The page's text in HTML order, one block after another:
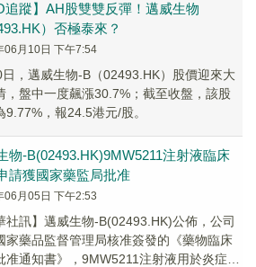
追蹤】AH股雙雙反彈！邁威生物
）否極泰來？
06月10日 下午7:54
，邁威生物-B（02493.HK）股價迎來大
，盤中一度飆漲30.7%；截至收盤，該股
9.77%，報24.5港元/股。
物-B(02493.HK)9MW5211注射液臨床
請獲國家藥監局批准
06月05日 下午2:53
社訊】邁威生物-B(02493.HK)公佈，公司
家藥品監督管理局核准簽發的《藥物臨床
准通知書》，9MW5211注射液用於炎症性